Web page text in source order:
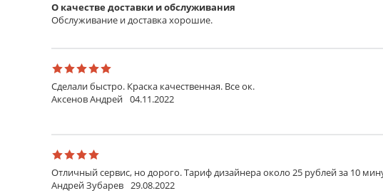
О качестве доставки и обслуживания
Обслуживание и доставка хорошие.
Сделали быстро. Краска качественная. Все ок.
Аксенов Андрей 04.11.2022
Отличный сервис, но дорого. Тариф дизайнера около 25 рублей за 10
Андрей Зубарев 29.08.2022